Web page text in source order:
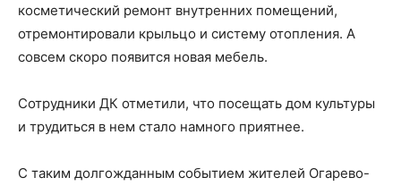
косметический ремонт внутренних помещений,
отремонтировали крыльцо и систему отопления. А
совсем скоро появится новая мебель.
Сотрудники ДК отметили, что посещать дом культуры
и трудиться в нем стало намного приятнее.
С таким долгожданным событием жителей Огарево-